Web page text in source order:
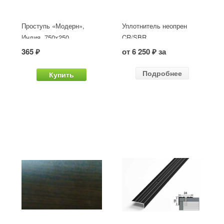
Проступь «Модерн»,
Индия, 750x250
365 ₽
Купить
Уплотнитель неопрен
CR/SBR
от 6 250 ₽ за
Подробнее